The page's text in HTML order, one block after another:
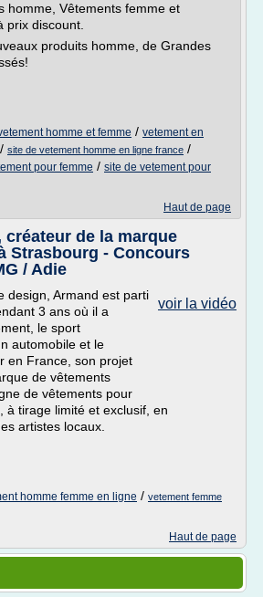
homme, Vêtements femme et
prix discount.
produits homme, de Grandes
homme et femme / vetement en
/ site de vetement homme en ligne france /
pour femme / site de vetement pour
Haut de page
créateur de la marque
Strasbourg - Concours
/ Adie
voir la vidéo
design, Armand est parti
3 ans où il a
le sport
automobile et le
en France, son projet
de vêtements
de vêtements pour
à tirage limité et exclusif, en
artistes locaux.
homme femme en ligne / vetement femme
Haut de page